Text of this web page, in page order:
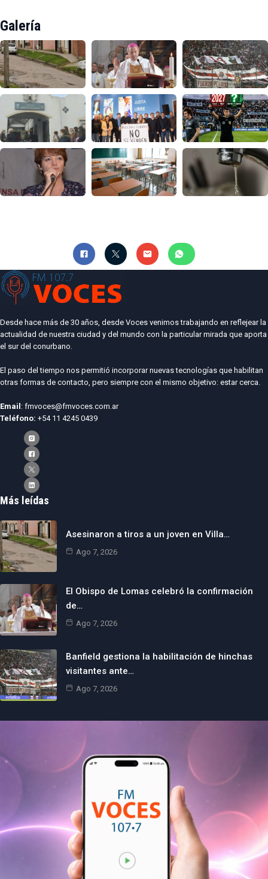
Galería
Desde hace más de 30 años, desde Voces venimos trabajando en reflejear la
actualidad de nuestra ciudad y del mundo con la particular mirada que aporta
el sur del conurbano.
El paso del tiempo nos permitió incorporar nuevas tecnologías que habilitan
otras formas de contacto, pero siempre con el mismo objetivo: estar cerca.
Email : fmvoces@fmvoces.com.ar
Teléfono: +54 11 4245 0439
Más leídas
Asesinaron a tiros a un joven en Villa…
Ago 7, 2026
El Obispo de Lomas celebró la confirmación
de…
Ago 7, 2026
Banfield gestiona la habilitación de hinchas
visitantes ante…
Ago 7, 2026